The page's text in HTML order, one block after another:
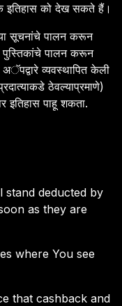
इतिहास को देख सकते हैं।
सूचनांचे पालन करून
पुस्तिकांचे पालन करून
अॅपद्वारे व्यवस्थापित केली
ठेवल्याप्रमाणे)
पाहू शकता.
stand deducted by
as they are
where You see
that cashback and